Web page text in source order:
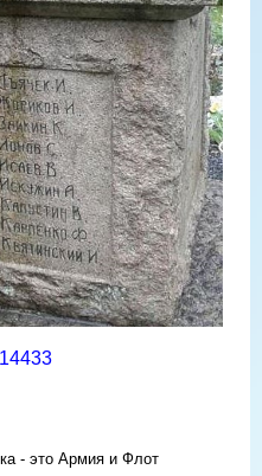
- это Армия и Флот